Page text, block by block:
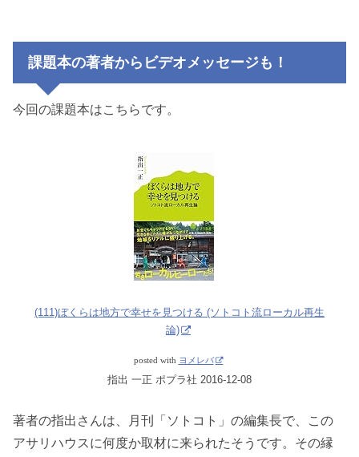
課題本の著者からビデオメッセージも！
今回の課題本はこちらです。
(111)ぼくらは地方で幸せを見つける (ソトコト流ローカル再生
論)
posted with ヨメレバ
指出 一正 ポプラ社 2016-12-08
著者の指出さんは、月刊「ソトコト」の編集長で、この
アサリハウスに何度か取材に来られたそうです。その縁